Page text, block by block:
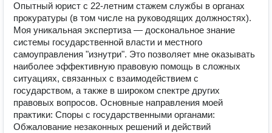
Опытный юрист с 22-летним стажем службы в органах
прокуратуры (в том числе на руководящих должностях).
Моя уникальная экспертиза — доскональное знание
системы государственной власти и местного
самоуправления "изнутри". Это позволяет мне оказывать
наиболее эффективную правовую помощь в сложных
ситуациях, связанных с взаимодействием с
государством, а также в широком спектре других
правовых вопросов. Основные направления моей
практики: Споры с государственными органами:
Обжалование незаконных решений и действий